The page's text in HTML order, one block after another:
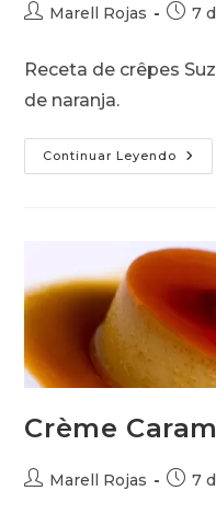
Autor
entrada:
Marell Rojas 7
Receta de crêpes
de naranja.
Continuar Leyendo
Crème
AutorMarell Rojas 7